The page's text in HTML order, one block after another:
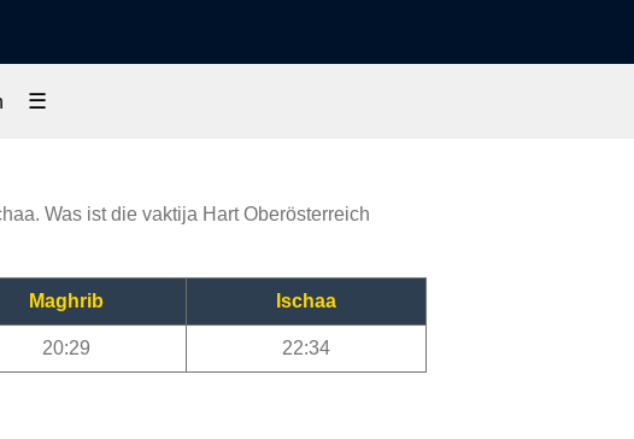
☰
Was ist die vaktija Hart Oberösterreich
Maghrib Ischaa
20:29 22:34